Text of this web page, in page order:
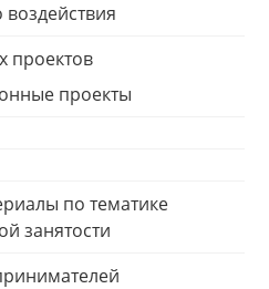
проектов
проекты
по тематике
занятости